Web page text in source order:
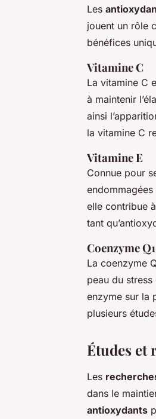
Les
jouent un rôle
bénéfices
Vitamine C
La vitamine C
à maintenir
ainsi
la vitamine C
Vitamine E
Connue pour
elle contribue
tant
Coenzyme
La coenzyme
peau du
enzyme sur la
plusieurs
Études et
Les
dans le
antioxydants